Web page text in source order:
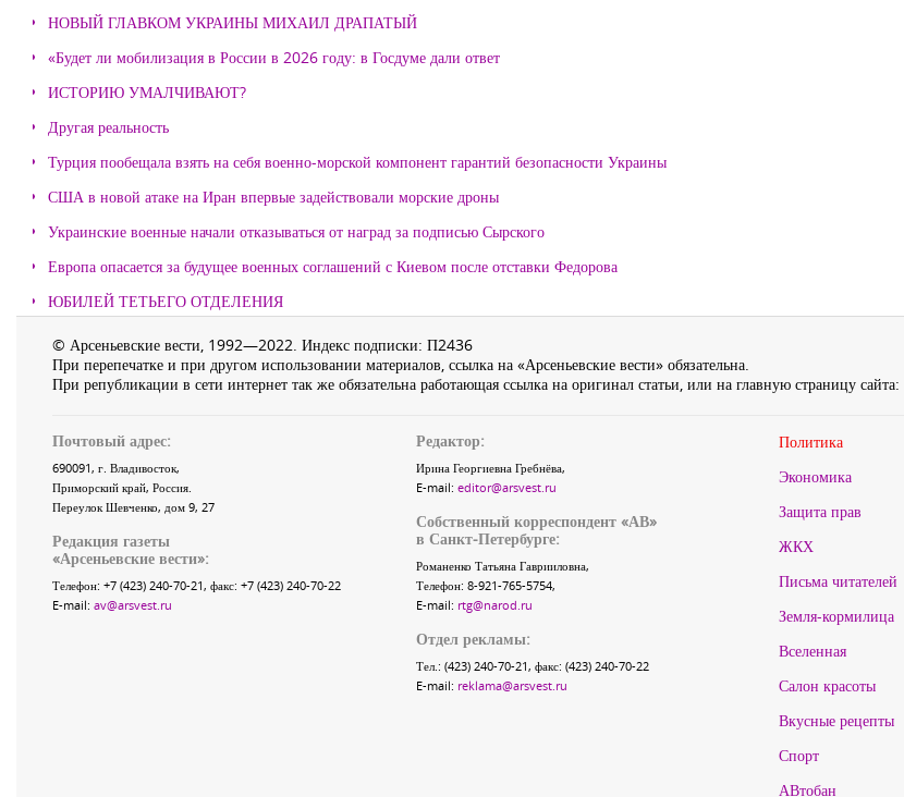
НОВЫЙ ГЛАВКОМ УКРАИНЫ МИХАИЛ ДРАПАТЫЙ
«Будет ли мобилизация в России в 2026 году: в Госдуме дали ответ
ИСТОРИЮ УМАЛЧИВАЮТ?
Другая реальность
Турция пообещала взять на себя военно-морской компонент гарантий безопасности Украины
США в новой атаке на Иран впервые задействовали морские дроны
Украинские военные начали отказываться от наград за подписью Сырского
Европа опасается за будущее военных соглашений с Киевом после отставки Федорова
ЮБИЛЕЙ ТЕТЬЕГО ОТДЕЛЕНИЯ
© Арсеньевские вести, 1992—2022. Индекс подписки: П2436
При перепечатке и при другом использовании материалов, ссылка на «Арсеньевские вести» обязательна.
При републикации в сети интернет так же обязательна работающая ссылка на оригинал статьи, или на главную страницу сайта:
Почтовый адрес:
690091, г. Владивосток,
Приморский край, Россия.
Переулок Шевченко, дом 9, 27
Редакция газеты
«Арсеньевские вести»:
Телефон: +7 (423) 240-70-21, факс: +7 (423) 240-70-22
E-mail: av@arsvest.ru
Редактор:
Ирина Георгиевна Гребнёва,
E-mail: editor@arsvest.ru
Собственный корреспондент «АВ»
в Санкт-Петербурге:
Романенко Татьяна Гаврииловна,
Телефон: 8-921-765-5754,
E-mail: rtg@narod.ru
Отдел рекламы:
Тел.: (423) 240-70-21, факс: (423) 240-70-22
E-mail: reklama@arsvest.ru
Политика
Экономика
Защита прав
ЖКХ
Письма читателей
Земля-кормилица
Вселенная
Салон красоты
Вкусные рецепты
Спорт
АВтобан